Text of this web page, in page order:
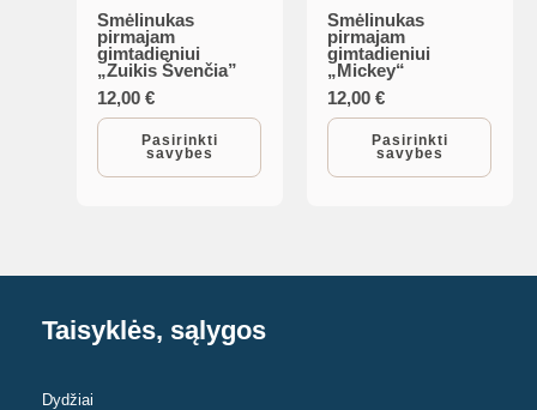
Smėlinukas
pirmajam
gimtadieniui
„Zuikis Švenčia”
12,00€
Pasirinkti
savybes
This
product
has
multiple
variants.
chosen
on
Smėlinukas
pirmajam
gimtadieniui
„Mickey“
12,00€
Pasirinkti
savybes
This
product
has
multiple
variants.
Taisyklės, sąlygos
Dydžiai